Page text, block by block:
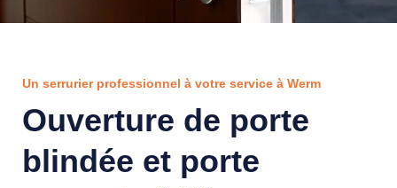
Un serrurier professionnel à votre service à Werm
Ouverture de porte
blindée et porte